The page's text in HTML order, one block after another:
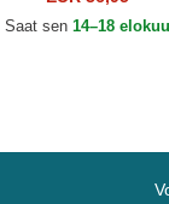
Premier League New
Saat sen 14–18 elokuu